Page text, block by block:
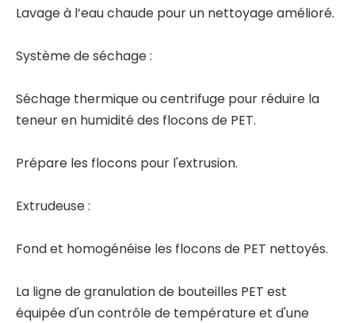
Lavage à l’eau chaude pour un nettoyage amélioré.
Système de séchage :
Séchage thermique ou centrifuge pour réduire la
teneur en humidité des flocons de PET.
Prépare les flocons pour l'extrusion.
Extrudeuse :
Fond et homogénéise les flocons de PET nettoyés.
La ligne de granulation de bouteilles PET est
équipée d'un contrôle de température et d'une